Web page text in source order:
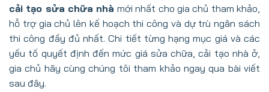
cải tạo sửa chữa nhà mới nhất cho gia chủ tham khảo,
hỗ trợ gia chủ lên kế hoạch thi công và dự trù ngân sách
thi công đầy đủ nhất. Chi tiết từng hạng mục giá và các
yếu tố quyết định đến mức giá sửa chữa, cải tạo nhà ở,
gia chủ hãy cùng chúng tôi tham khảo ngay qua bài viết
sau đây.